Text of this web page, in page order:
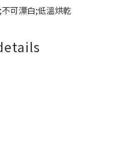
可漂白;低溫烘乾